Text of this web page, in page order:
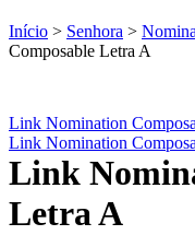
Início > Senhora >
Composable Letra A
Link Nomination
Link Nomination
Link
Letra A